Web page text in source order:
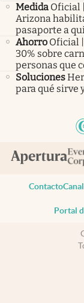
Medida Oficial
Arizona
pasaporte a
Ahorro Oficial
30% sobre
personas que
Soluciones
para qué sirve
Contacto
Portal